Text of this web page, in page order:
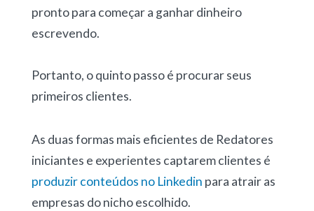
pronto para começar a ganhar dinheiro
escrevendo.
Portanto, o quinto passo é procurar seus
primeiros clientes.
As duas formas mais eficientes de Redatores
iniciantes e experientes captarem clientes é
produzir conteúdos no Linkedin para atrair as
empresas do nicho escolhido.